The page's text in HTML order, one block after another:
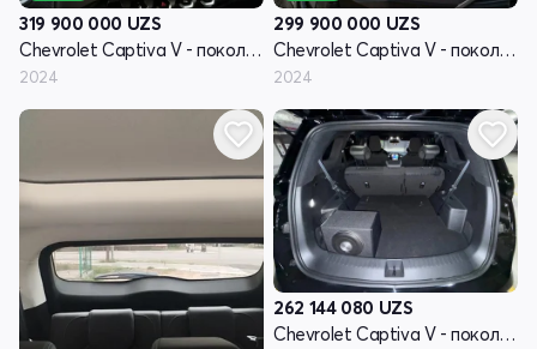
319 900 000 UZS
Chevrolet Captiva V - поколение
2024
299 900 000 UZS
Chevrolet Captiva V - поколение
2024
262 144 080 UZS
Chevrolet Captiva V - поколение